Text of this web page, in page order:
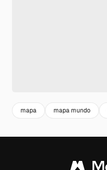
mapa mapa mundo